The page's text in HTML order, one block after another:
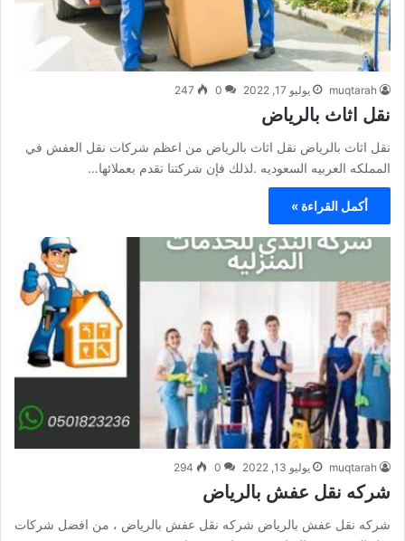
muqtarah يوليو 17, 2022 0
247
نقل اثاث بالرياض
نقل اثاث بالرياض نقل اثاث بالرياض من اعظم شركات نقل العفش في
المملكه العربيه السعوديه .لذلك فإن شركتنا تقدم بعملائها…
أكمل القراءة »
muqtarah يوليو 13, 2022 0
294
شركه نقل عفش بالرياض
شركه نقل عفش بالرياض شركه نقل عفش بالرياض ، من افضل شركات